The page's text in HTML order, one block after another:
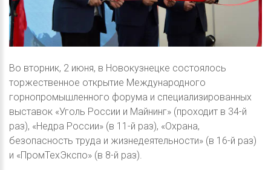
Во вторник, 2 июня, в Новокузнецке состоялось
торжественное открытие Международного
горнопромышленного форума и специализированных
выставок «Уголь России и Майнинг» (проходит в 34-й
раз), «Недра России» (в 11-й раз), «Охрана,
безопасность труда и жизнедеятельности» (в 16-й раз)
и «ПромТехЭкспо» (в 8-й раз).